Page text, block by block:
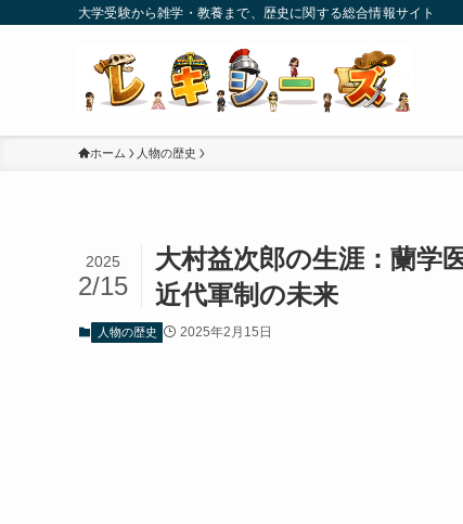
大学受験から雑学・教養まで、歴史に関する総合情報サイト
ホーム 人物の歴史
大村益次郎の生涯：蘭学
近代軍制の未来
2025
2/15
人物の歴史 2025年2月15日